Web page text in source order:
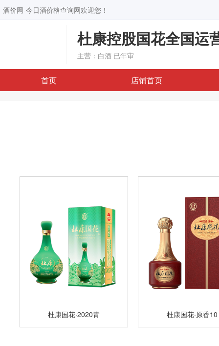
酒价网-今日酒价格查询网欢迎您！
杜康控股国花全国运
主营：白酒 已年审
首页 店铺首页
杜康国花·2020青 杜康国花·原香10